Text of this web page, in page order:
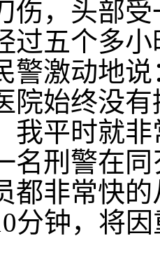
伤，头部
过五个多
警激动地
院始终没
我平时就
名刑警在
都非常快
分钟，将